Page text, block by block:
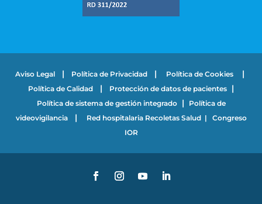
Aviso Legal | Política de Privacidad | Política de Cookies |
Política de Calidad | Protección de datos de pacientes |
Política de sistema de gestión integrado|
Política de
videovigilancia| Red hospitalaria Recoletas Salud| Congreso
IOR